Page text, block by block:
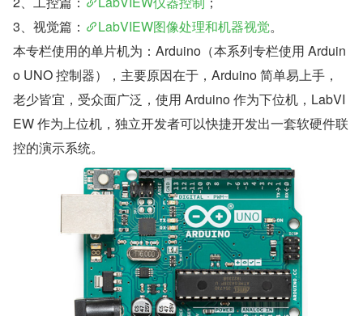
3、视觉篇：
LabVIEW图像处理和机器视觉。
本专栏使用的单片机为：Arduino（本系列专栏使用 Arduin
o UNO 控制器），主要原因在于，Arduino 简单易上手，
老少皆宜，受众面广泛，使用 Arduino 作为下位机，LabVI
EW 作为上位机，独立开发者可以快捷开发出一套软硬件联
控的演示系统。